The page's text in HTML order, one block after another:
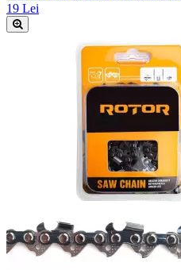
19 Lei